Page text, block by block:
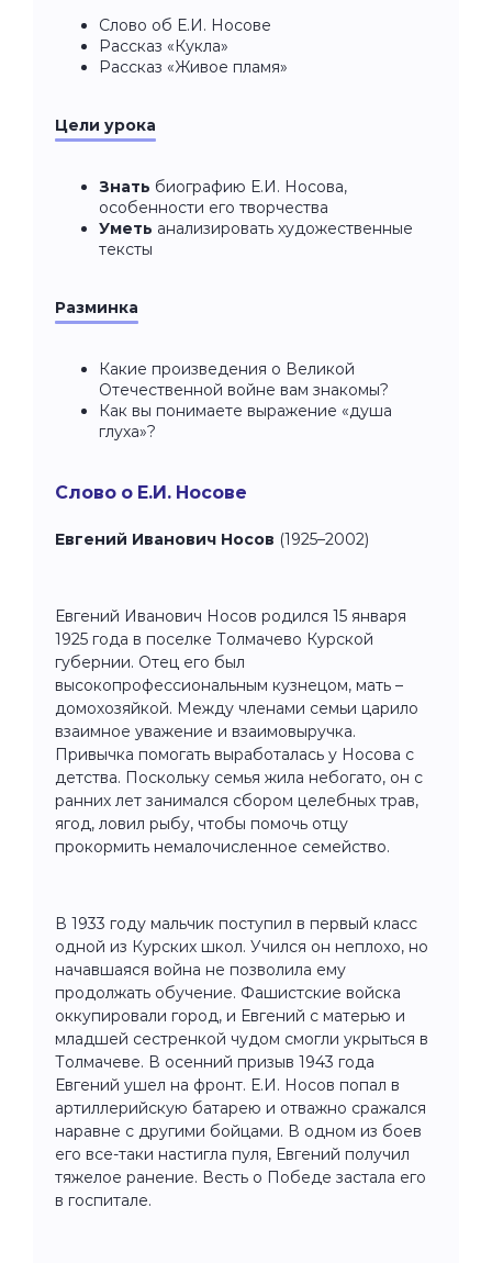
Слово об Е.И. Носове
Рассказ «Кукла»
Рассказ «Живое пламя»
Цели урока
Знать биографию Е.И. Носова,
особенности его творчества
Уметь анализировать художественные
тексты
Разминка
Какие произведения о Великой
Отечественной войне вам знакомы?
Как вы понимаете выражение «душа
глуха»?
Слово о Е.И. Носове
Евгений Иванович Носов (1925–2002)
Евгений Иванович Носов родился 15 января
1925 года в поселке Толмачево Курской
губернии. Отец его был
высокопрофессиональным кузнецом, мать –
домохозяйкой. Между членами семьи царило
взаимное уважение и взаимовыручка.
Привычка помогать выработалась у Носова с
детства. Поскольку семья жила небогато, он с
ранних лет занимался сбором целебных трав,
ягод, ловил рыбу, чтобы помочь отцу
прокормить немалочисленное семейство.
В 1933 году мальчик поступил в первый класс
одной из Курских школ. Учился он неплохо, но
начавшаяся война не позволила ему
продолжать обучение. Фашистские войска
оккупировали город, и Евгений с матерью и
младшей сестренкой чудом смогли укрыться в
Толмачеве. В осенний призыв 1943 года
Евгений ушел на фронт. Е.И. Носов попал в
артиллерийскую батарею и отважно сражался
наравне с другими бойцами. В одном из боев
его все-таки настигла пуля, Евгений получил
тяжелое ранение. Весть о Победе застала его
в госпитале.